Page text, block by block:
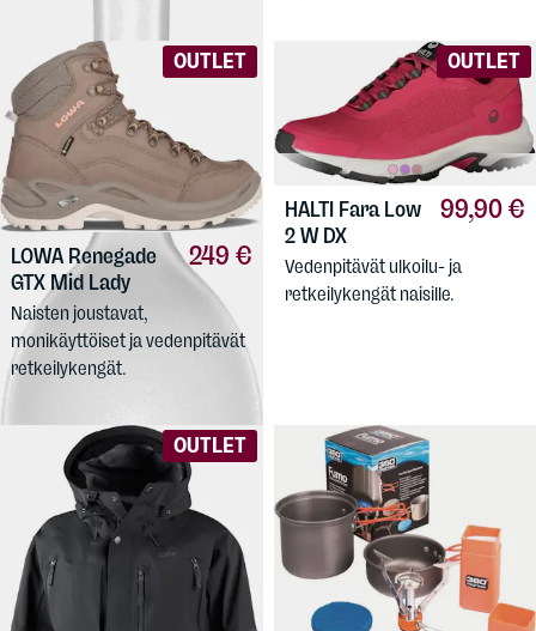
OUTLET
249 €
LOWARenegade
GTX Mid Lady
Naisten joustavat,
monikäyttöiset ja vedenpitävät
retkeilykengät.
OUTLET
99,90 €
HALTI Fara Low
2 W DX
Vedenpitävät ulkoilu- ja
retkeilykengät naisille.
OUTLET